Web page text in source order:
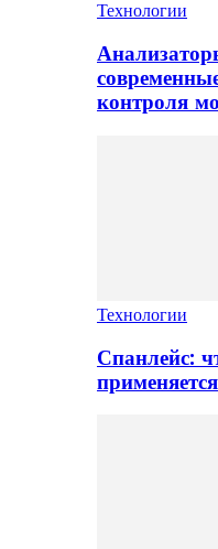
Технологии
контроля
Технологии
Спанлейс:
применяется